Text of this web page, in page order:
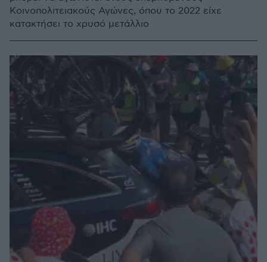
Κοινοπολιτειακούς Αγώνες, όπου το 2022 είχε
κατακτήσει το χρυσό μετάλλιο